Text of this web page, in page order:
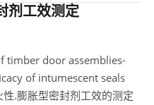
剂工效测定
timber door assemblies-
of intumescent seals
.膨胀型密封剂工效的测定